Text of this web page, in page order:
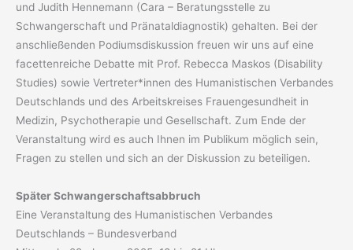
und Judith Hennemann (Cara – Beratungsstelle zu
Schwangerschaft und Pränataldiagnostik) gehalten. Bei der
anschließenden Podiumsdiskussion freuen wir uns auf eine
facettenreiche Debatte mit Prof. Rebecca Maskos (Disability
Studies) sowie Vertreter*innen des Humanistischen Verbandes
Deutschlands und des Arbeitskreises Frauengesundheit in
Medizin, Psychotherapie und Gesellschaft. Zum Ende der
Veranstaltung wird es auch Ihnen im Publikum möglich sein,
Fragen zu stellen und sich an der Diskussion zu beteiligen.
Später Schwangerschaftsabbruch
Eine Veranstaltung des Humanistischen Verbandes
Deutschlands – Bundesverband